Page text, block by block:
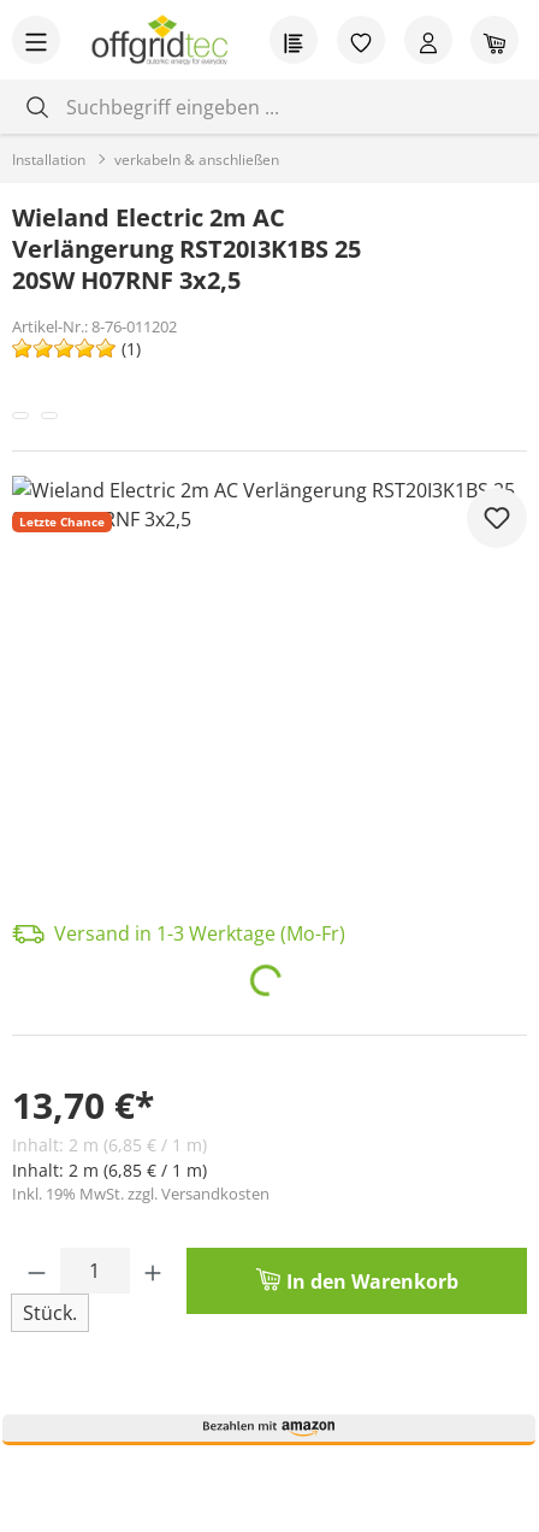
Zum Hauptinhalt springen Du hast 0
Installation verkabeln & anschließen
Wieland Electric 2m AC
Verlängerung RST20I3K1BS 25
20SW H07RNF 3x2,5
Artikel-Nr.:8-76-011202
(1)
Bildergalerie überspringen
Letzte Chance
Versand in 1-3 Werktage (Mo-Fr)
Loading...
13,70 €*
Inhalt: 2 m (6,85 € / 1 m)
Inhalt: 2 m (6,85 € / 1 m)
Inkl. 19% MwSt. zzgl. Versandkosten
Produkt Anzahl: Gib den gewünschten
Stück.
In den Warenkorb